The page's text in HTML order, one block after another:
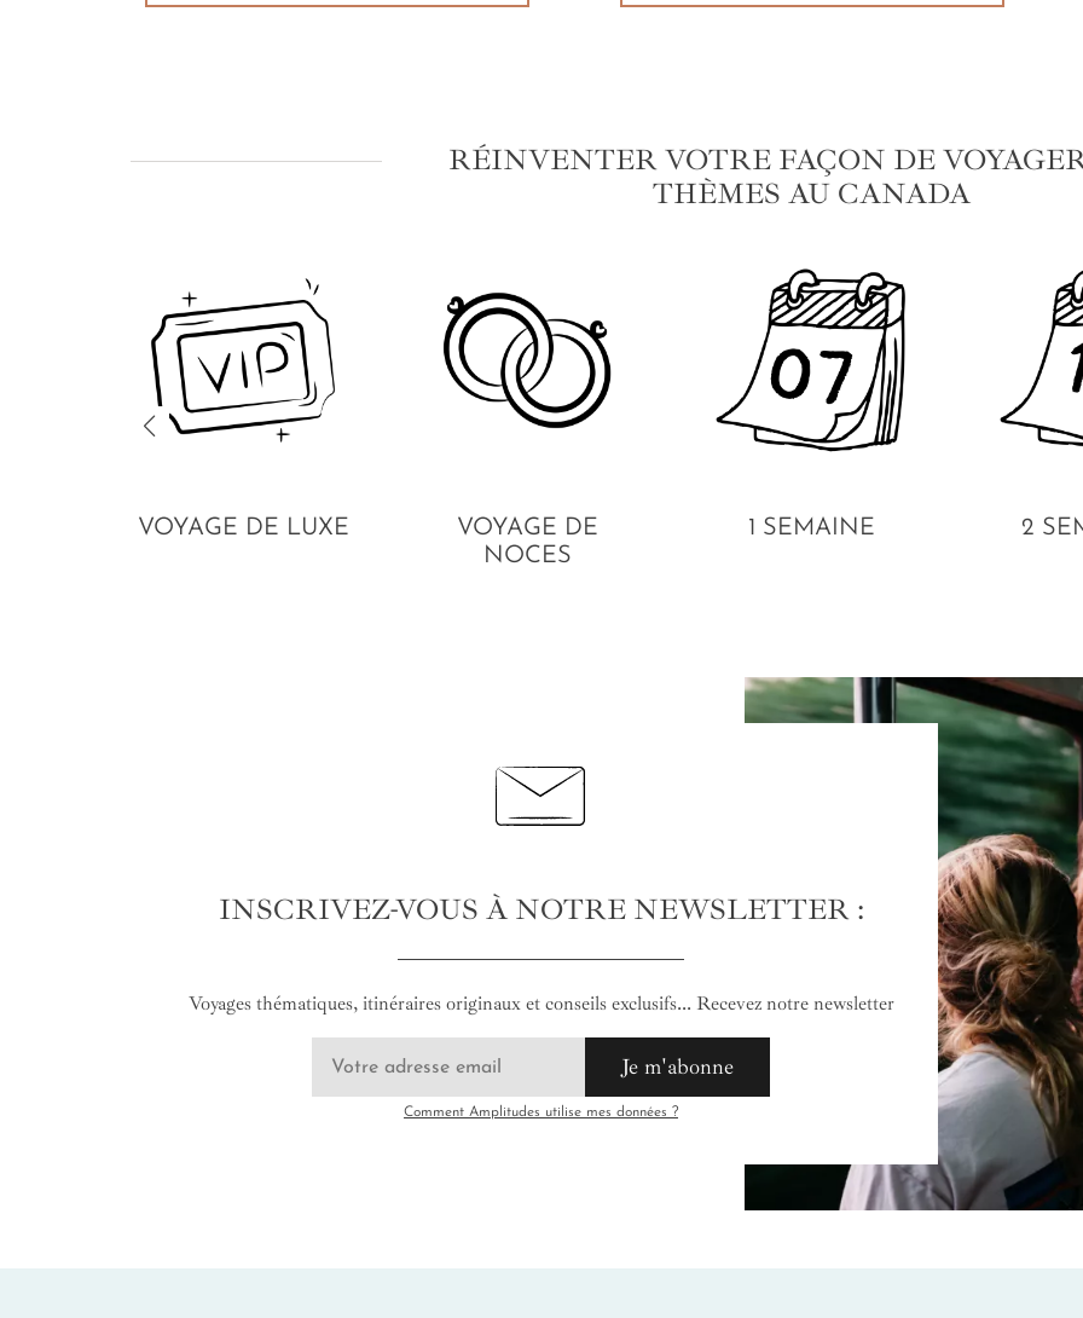
RÉINVENTER VOTRE FAÇON DE
THÈMES AU CANADA
VOYAGE DE LUXE
VOYAGE DE
NOCES
1 SEMAINE 2
INSCRIVEZ-VOUS À NOTRE NEWSLETTER :
Voyages thématiques, itinéraires originaux et conseils exclusifs... Recevez notre newsletter
Je m'abonne
Comment Amplitudes utilise mes données ?